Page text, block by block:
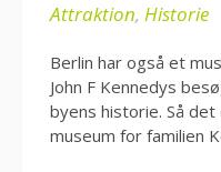
Attraktion, Historie
Berlin har også et
John F Kennedys
byens historie. Så
museum for familien